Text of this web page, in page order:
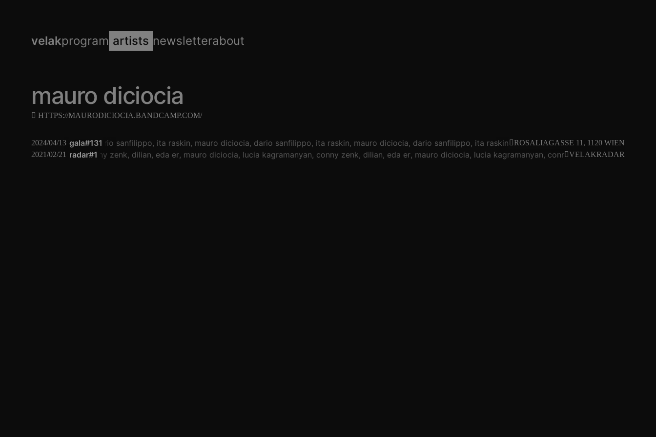
velakprogram artists newsletterabout
mauro diciocia
HTTPS://MAURODICIOCIA.BANDCAMP.COM/
gala#131
2024/04/13 ROSALIAGASSE 11, 1120 WIEN
dario sanfilippo ita raskin mauro diciocia dario sanfilippo ita raskin mauro diciocia dario sanfilippo ita raskin mauro diciocia dario sanfilippo
radar#1
2021/02/21 VELAKRADAR
conny zenk dilian eda er mauro diciocia lucia kagramanyan conny zenk dilian eda er mauro diciocia lucia kagramanyan conny zenk dilian eda er